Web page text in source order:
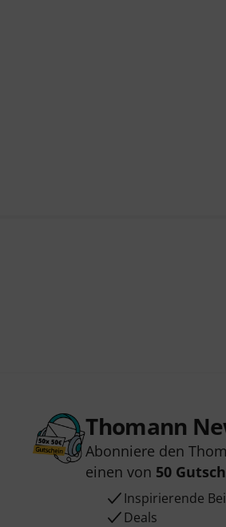
Thomann
Abonniere den
einen von 50
Inspirierende
Deals